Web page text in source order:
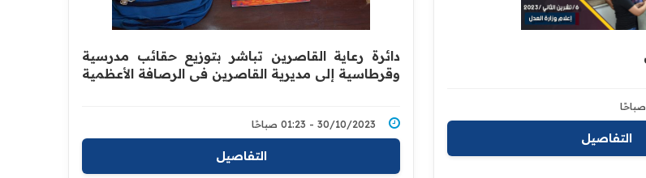
التفاصيل
دائرة رعاية القاصرين تباشر بتوزيع حقائب مدرسية
وقرطاسية إلى مديرية القاصرين في الرصافة الأعظمية
30/10/2023 - 01:23 صباحًا
التفاصيل